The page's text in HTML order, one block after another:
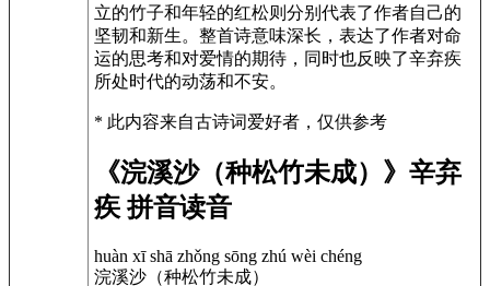
立的竹子和年轻的红松则分别代表了作者自己的
坚韧和新生。整首诗意味深长，表达了作者对命
运的思考和对爱情的期待，同时也反映了辛弃疾
所处时代的动荡和不安。
* 此内容来自古诗词爱好者，仅供参考
《浣溪沙（种松竹未成）》辛弃
疾 拼音读音
huàn xī shā zhǒng sōng zhú wèi chéng
浣溪沙（种松竹未成）